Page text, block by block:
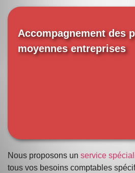
Accompagnement des
moyennes entreprises
Nous proposons un service
tous vos besoins comptables